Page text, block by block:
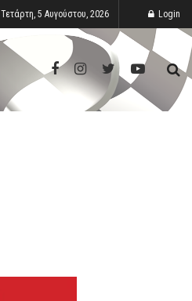
Τετάρτη, 5 Αυγούστου, 2026 Login